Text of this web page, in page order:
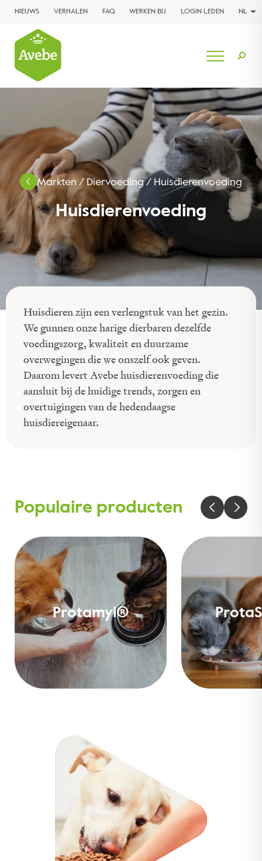
NIEUWS VERHALEN FAQ WERKEN BIJ LOGIN LEDEN NL
Markten/Diervoeding/ Huisdierenvoeding
Huisdierenvoeding
Huisdieren zijn een verlengstuk van het gezin.
We gunnen onze harige dierbaren dezelfde
voedingszorg, kwaliteit en duurzame
overwegingen die we onszelf ook geven.
Daarom levert Avebe huisdierenvoeding die
aansluit bij de huidige trends, zorgen en
overtuigingen van de hedendaagse
huisdiereigenaar.
Populaire producten
Protamyl®